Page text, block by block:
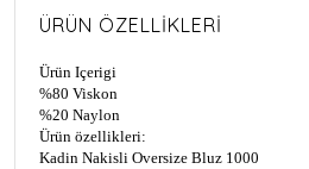
ÜRÜN ÖZELLIKLERI
Ürün Içerigi
%80 Viskon
%20 Naylon
Ürün özellikleri:
Kadin Nakisli Oversize Bluz 1000